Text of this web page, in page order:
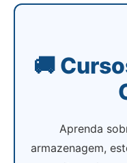
🚚
Aprenda
armazenagem,